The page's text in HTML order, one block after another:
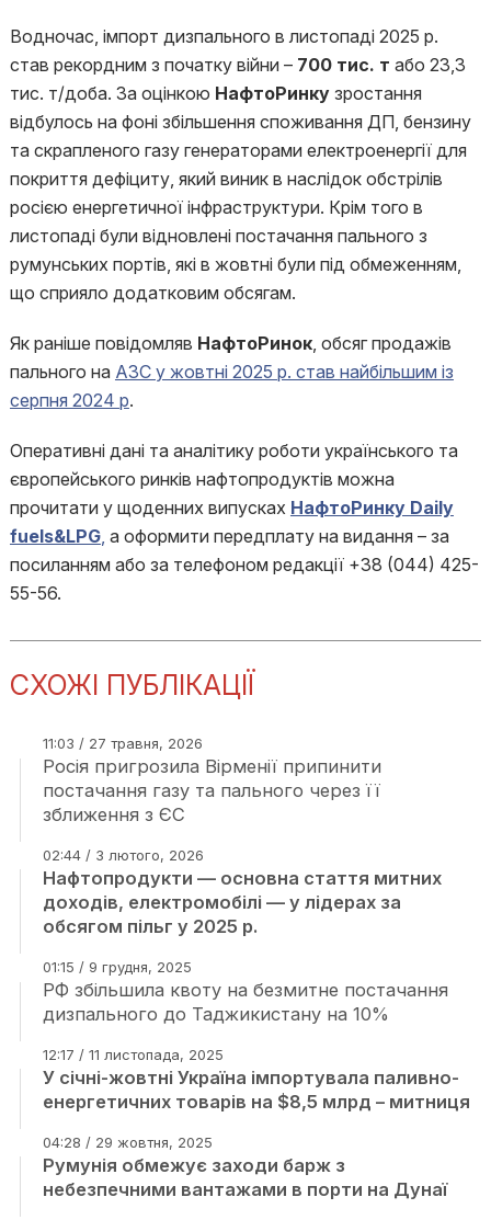
Водночас, імпорт дизпального в листопаді 2025 р.
став рекордним з початку війни – 700 тис. т або 23,3
тис. т/доба. За оцінкою НафтоРинку зростання
відбулось на фоні збільшення споживання ДП, бензину
та скрапленого газу генераторами електроенергії для
покриття дефіциту, який виник в наслідок обстрілів
росією енергетичної інфраструктури. Крім того в
листопаді були відновлені постачання пального з
румунських портів, які в жовтні були під обмеженням,
що сприяло додатковим обсягам.
Як раніше повідомляв НафтоРинок, обсяг продажів
пального на АЗС у жовтні 2025 р. став найбільшим із
серпня 2024 р.
Оперативні дані та аналітику роботи українського та
європейського ринків нафтопродуктів можна
прочитати у щоденних випусках НафтоРинку Daily
fuels&LPG, а оформити передплату на видання – за
посиланням або за телефоном редакції +38 (044) 425-
55-56.
СХОЖІ ПУБЛІКАЦІЇ
11:03 / 27 травня, 2026
Росія пригрозила Вірменії припинити
постачання газу та пального через її
зближення з ЄС
02:44 / 3 лютого, 2026
Нафтопродукти — основна стаття митних
доходів, електромобілі — у лідерах за
обсягом пільг у 2025 р.
01:15 / 9 грудня, 2025
РФ збільшила квоту на безмитне постачання
дизпального до Таджикистану на 10%
12:17 / 11 листопада, 2025
У січні-жовтні Україна імпортувала паливно-
енергетичних товарів на $8,5 млрд – митниця
04:28 / 29 жовтня, 2025
Румунія обмежує заходи барж з
небезпечними вантажами в порти на Дунаї